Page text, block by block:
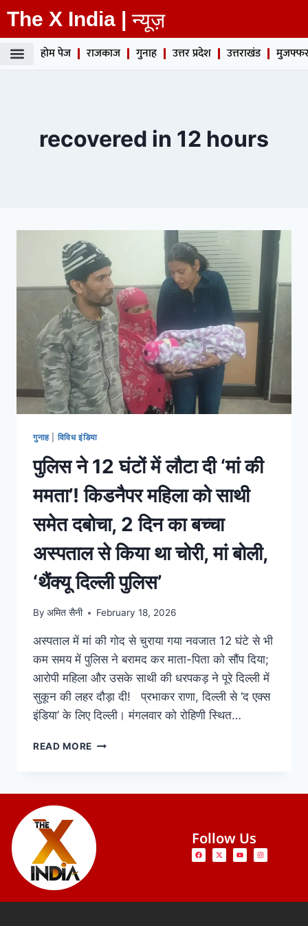
The X India | न्यूज़
होम पेज राजकाज गुनाह उत्तर प्रदेश उत्तराखंड
recovered in 12 hours
गुनाह| विविध इंडिया
पुलिस ने 12 घंटों में लौटा दी ‘मां की
ममता’! किडनैपर महिला को साथी
समेत दबोचा, 2 दिन का बच्चा
अस्पताल से किया था चोरी, मां बोली,
‘थैंक्यू दिल्ली पुलिस’
By अमित सैनी February 18, 2026
अस्पताल में मां की गोद से चुराया गया नवजात 12 घंटे से भी
कम समय में पुलिस ने बरामद कर माता-पिता को सौंप दिया;
आरोपी महिला और उसके साथी की धरपकड़ ने पूरे दिल्ली में
सुकून की लहर दौड़ा दी! प्रभाकर राणा, दिल्ली से ‘द एक्स
इंडिया’ के लिए दिल्ली। मंगलवार को रोहिणी स्थित…
READ MORE
Follow Us